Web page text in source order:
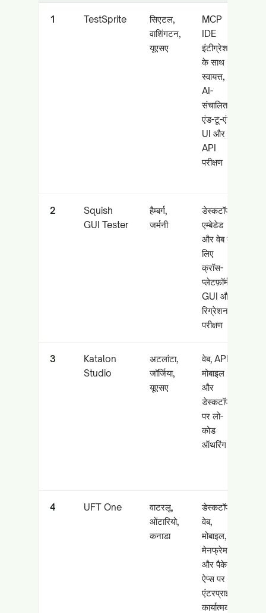
1 TestSprite
सिएटल,
वाशिंगटन,
यूएसए
MCP
IDE
इंटीग्रेशन
के साथ
स्वायत्त,
AI-
संचालित
एंड-टू-एंड
UI और
API
परीक्षण
2
Squish
GUI Tester
हैम्बर्ग,
जर्मनी
डेस्कटॉप/
एम्बेडेड
और वेब के
लिए
क्रॉस-
प्लेटफ़ॉर्म
GUI और
रिग्रेशन
परीक्षण
3
Katalon
Studio
अटलांटा,
जॉर्जिया,
यूएसए
वेब, API,
मोबाइल
और
डेस्कटॉप
पर लो-
कोड
ऑथरिंग
4 UFT One
वाटरलू,
ओंटारियो,
कनाडा
डेस्कटॉप,
वेब,
मोबाइल,
मेनफ्रेम
और पैकेज्ड
ऐप्स पर
एंटरप्राइज
कार्यात्मक